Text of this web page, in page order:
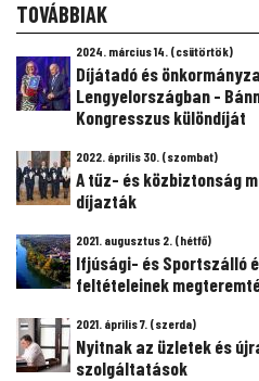
TOVÁBBIAK
2024. március 14. (csütörtök)
Díjátadó és
Lengyelországban -
Kongresszus különdíját
2022. április 30. (szombat)
A tűz- és közbiztonság
díjazták
2021. augusztus 2. (hétfő)
Ifjúsági- és Sportszálló
feltételeinek
2021. április 7. (szerda)
Nyitnak az üzletek és
szolgáltatások